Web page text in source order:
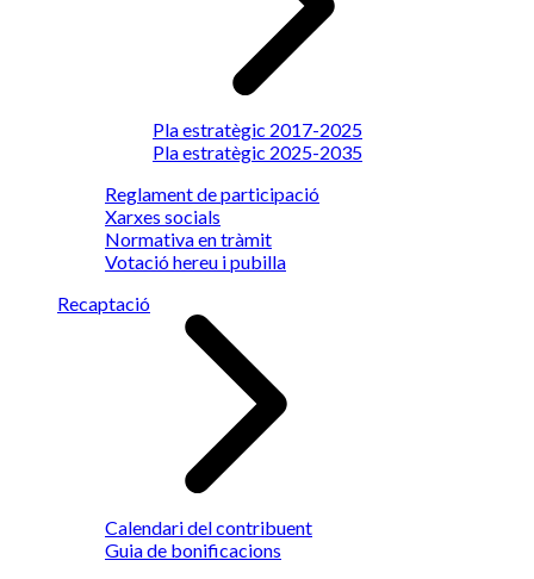
Pla estratègic 2017-2025
Pla estratègic 2025-2035
Reglament de participació
Xarxes socials
Normativa en tràmit
Votació hereu i pubilla
Recaptació
Calendari del contribuent
Guia de bonificacions